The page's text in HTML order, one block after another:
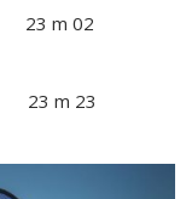
m 02
m 23